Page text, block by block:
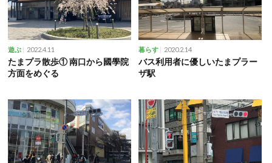
遊ぶ 2022.4.11
たまプラ散歩① 南口から國學院
方面をめぐる
暮らす 2020.2.14
バス利用者に優しいたまプラー
ザ駅